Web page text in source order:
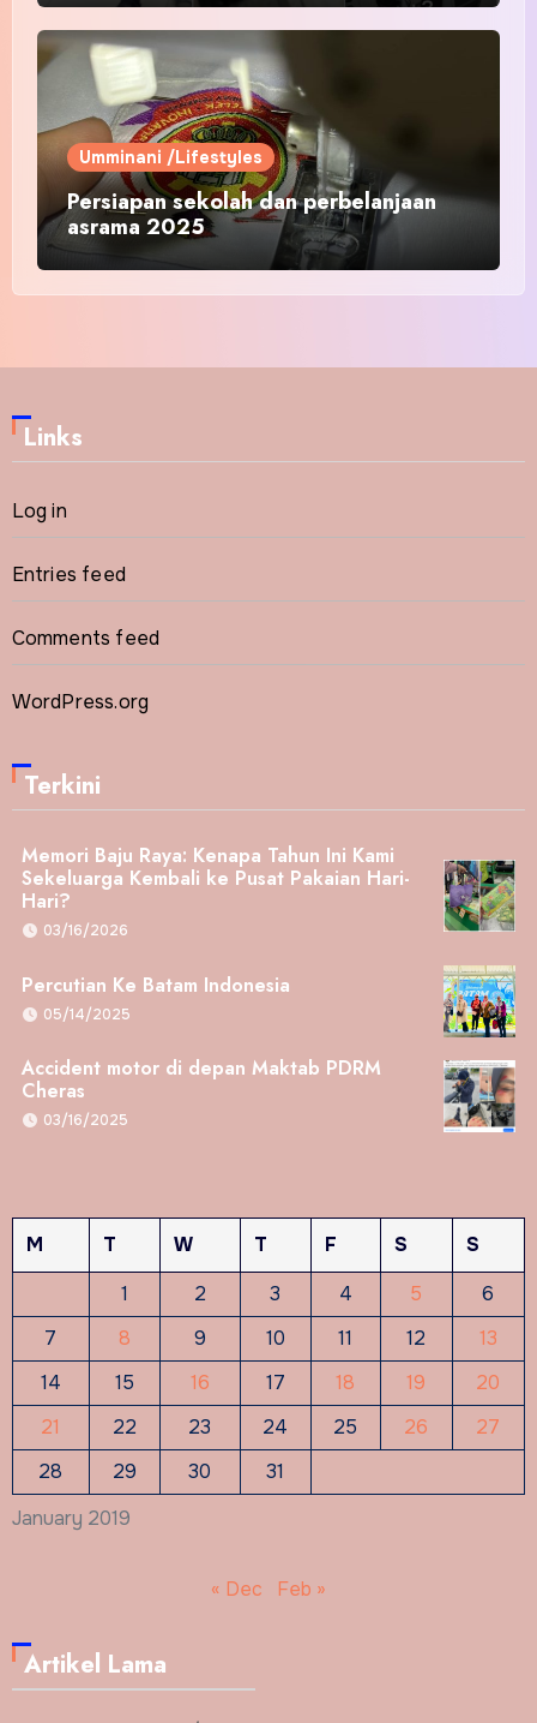
Umminani /Lifestyles
Persiapan sekolah dan perbelanjaan
asrama 2025
Links
Log in
Entries feed
Comments feed
WordPress.org
Terkini
Memori Baju Raya: Kenapa Tahun Ini Kami
Sekeluarga Kembali ke Pusat Pakaian Hari-
Hari?
03/16/2026
Percutian Ke Batam Indonesia
05/14/2025
Accident motor di depan Maktab PDRM
Cheras
03/16/2025
January 2019
M T W T F S
S
1
2 3 4 5
6
7
8 9 10 11 12
13
14
15 16 17 18 19
20
21
22 23 24 25 26
27
28
29 30 31
« Dec Feb »
Artikel Lama